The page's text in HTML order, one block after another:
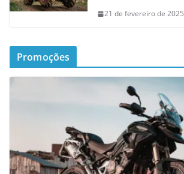
21 de fevereiro de 2025
Promoções